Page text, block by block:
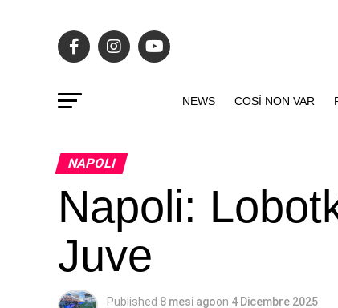
NEWS COSÌ NON VAR
NAPOLI
Napoli:
Juve
Published 8 mesi agoon 4 Dicembre 2025